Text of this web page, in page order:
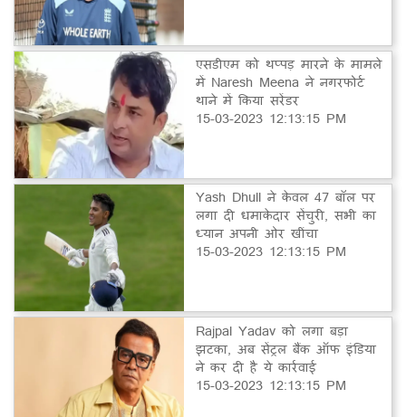
एसडीएम को थप्पड़ मारने के मामले
में Naresh Meena ने नगरफोर्ट
थाने में किया सरेंडर
15-03-2023 12:13:15 PM
Yash Dhull ने केवल 47 बॉल पर
लगा दी धमाकेदार सेंचुरी, सभी का
ध्यान अपनी ओर खींचा
15-03-2023 12:13:15 PM
Rajpal Yadav को लगा बड़ा
झटका, अब सेंट्रल बैंक ऑफ इंडिया
ने कर दी है ये कार्रवाई
15-03-2023 12:13:15 PM